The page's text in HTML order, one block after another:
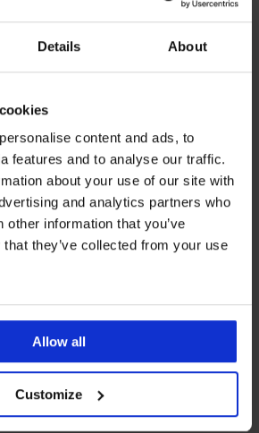
Details About
content and ads, to
features and to analyse our traffic.
about your use of our site with
and analytics partners who
other information that you’ve
they’ve collected from your use
Allow all
Customize
nazaj
Kako izbrati